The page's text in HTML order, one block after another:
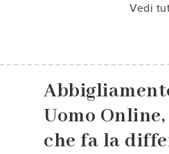
Vedi
Uomo
che fa la